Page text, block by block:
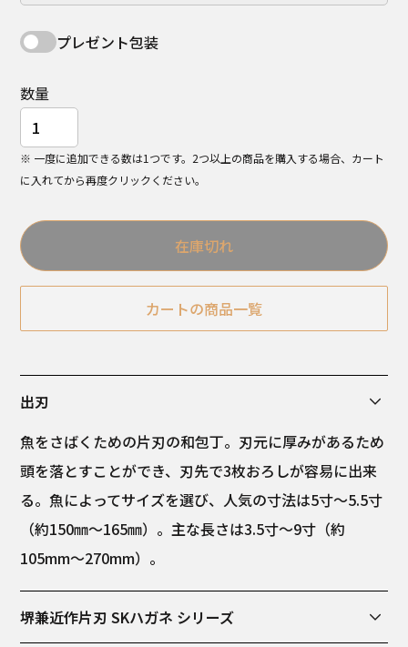
プレゼント包装
数量
※ 一度に追加できる数は1つです。2つ以上の商品を購入する場合、カート
に入れてから再度クリックください。
在庫切れ
カートの商品一覧
出刃
魚をさばくための片刃の和包丁。刃元に厚みがあるため
頭を落とすことができ、刃先で3枚おろしが容易に出来
る。魚によってサイズを選び、人気の寸法は5寸～5.5寸
（約150㎜～165㎜）。主な長さは3.5寸～9寸（約
105mm～270mm）。
堺兼近作片刃 SKハガネ シリーズ